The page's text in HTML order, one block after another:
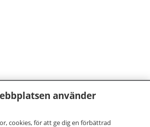
använder
cookies, för att ge dig en förbättrad